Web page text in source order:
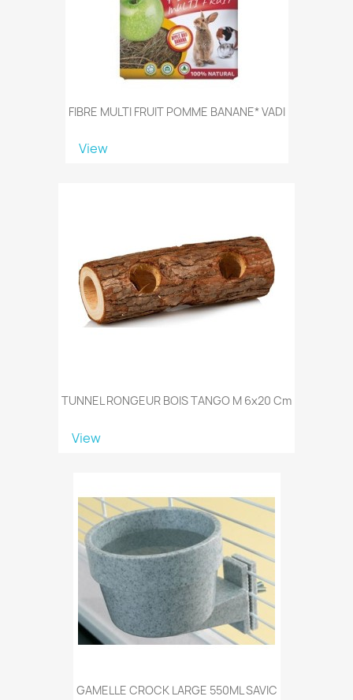
FIBRE MULTI FRUIT POMME BANANE* VADI
View
TUNNEL RONGEUR BOIS TANGO M 6x20 Cm
View
GAMELLE CROCK LARGE 550ML SAVIC